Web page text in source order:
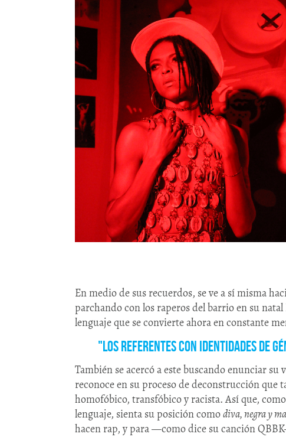
En medio de sus recuerdos, se ve a sí misma
parchando con los raperos del barrio en su
lenguaje que se convierte ahora en constante
"Los referentes con identidades de
También se acercó a este buscando enunciar
reconoce en su proceso de deconstrucción que
homofóbico, transfóbico y racista. Así que,
lenguaje, sienta su posición comodiva, negra y
hacen rap, y para —como dice su canción